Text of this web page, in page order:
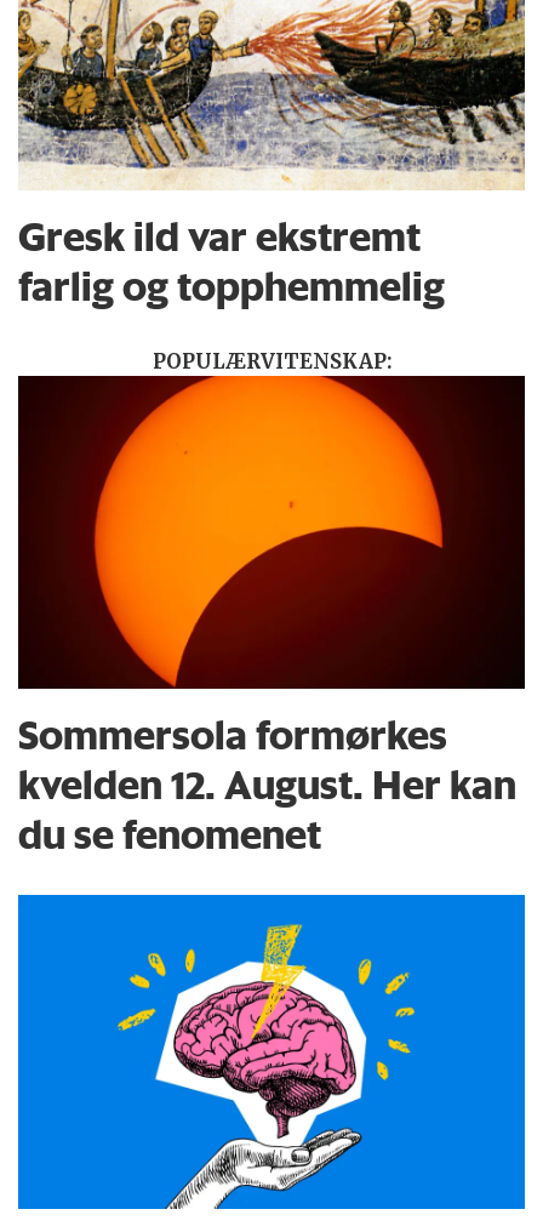
Gresk ild var ekstremt
farlig og topphemmelig
POPULÆRVITENSKAP:
Sommersola formørkes
kvelden 12. August. Her kan
du se fenomenet